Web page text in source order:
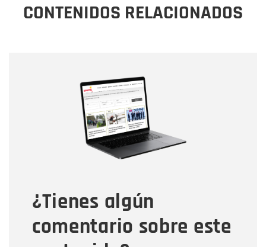
CONTENIDOS RELACIONADOS
¿Tienes algún
comentario sobre este
Correo electrónico
Tipo de comentario
Mensaje